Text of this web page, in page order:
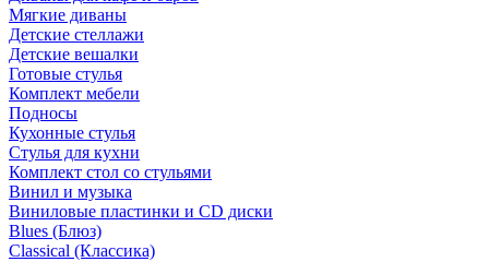
Мягкие диваны
Детские стеллажи
Детские вешалки
Готовые стулья
Комплект мебели
Подносы
Кухонные стулья
Стулья для кухни
Комплект стол со стульями
Винил и музыка
Виниловые пластинки и CD диски
Blues (Блюз)
Classical (Классика)